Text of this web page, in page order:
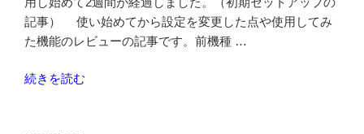
記事） 使い始めてから設定を変更した点や使用してみ
た機能のレビューの記事です。前機種 …
“Google
続きを読む